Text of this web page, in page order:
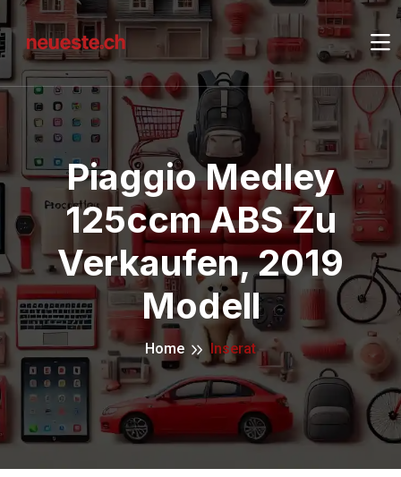
Piaggio Medley
125ccm ABS Zu
Verkaufen, 2019
Modell
Home Inserat